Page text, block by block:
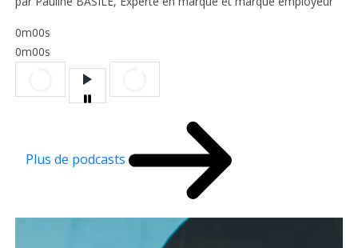
0m00s
0m00s
Plus de podcasts